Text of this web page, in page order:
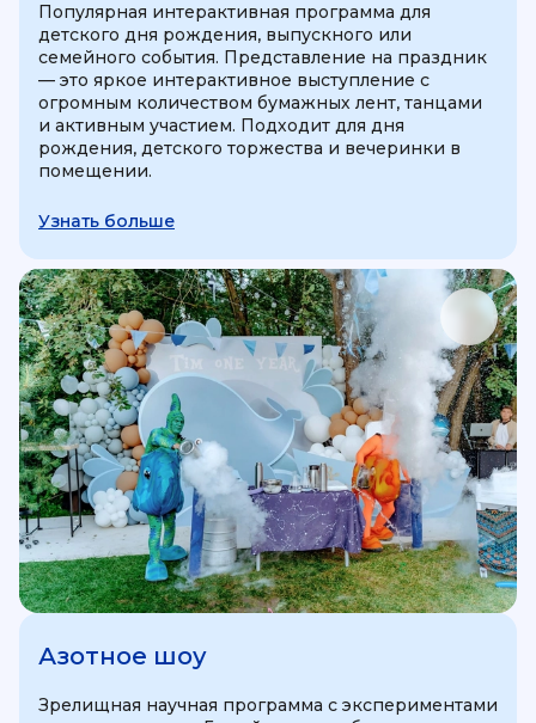
Популярная интерактивная программа для
детского дня рождения, выпускного или
семейного события. Представление на праздник
— это яркое интерактивное выступление с
огромным количеством бумажных лент, танцами
и активным участием. Подходит для дня
рождения, детского торжества и вечеринки в
помещении.
Узнать больше
Азотное шоу
Зрелищная научная программа с экспериментами